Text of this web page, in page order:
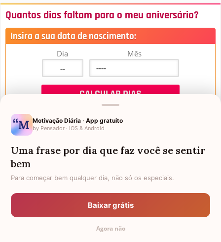
Quantos dias faltam para o meu aniversário?
Insira a sua data de nascimento:
Dia Mês
Mensagens de Aniversário
FALTAM 3 DIAS PARA O MEU
ANIVERSÁRIO
Motivação Diária · App gratuito
by Pensador · iOS & Android
Uma frase por dia que faz você se sentir
bem
Para começar bem qualquer dia, não só os especiais.
Baixar grátis
Agora não